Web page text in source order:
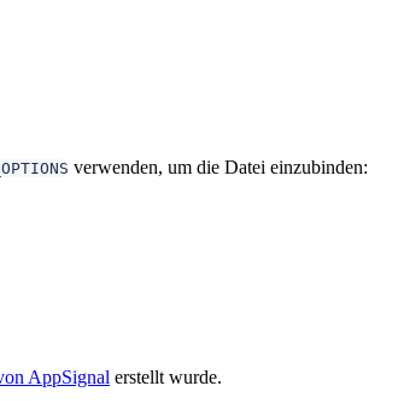
verwenden, um die Datei einzubinden:
AppSignal erstellt wurde.